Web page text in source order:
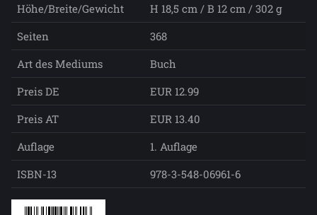
Höhe/Breite/Gewicht
H 18,5 cm / B 12 cm / 302 g
Seiten
368
Art des Mediums
Buch
Preis DE
EUR 12.99
Preis AT
EUR 13.40
Auflage
1. Auflage
ISBN-13
978-3-548-06961-6